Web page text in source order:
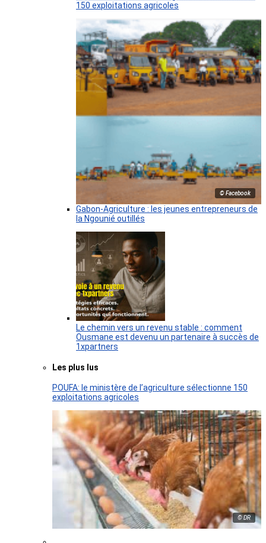
150 exploitations agricoles
© Facebook
Gabon-Agriculture : les jeunes entrepreneurs de
la Ngounié outillés
Le chemin vers un revenu stable : comment
Ousmane est devenu un partenaire à succès de
1xpartners
Les plus lus
POUFA: le ministère de l’agriculture sélectionne 150
exploitations agricoles
© DR